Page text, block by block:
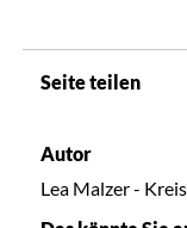
Seite teilen
Autor
Lea Malzer -